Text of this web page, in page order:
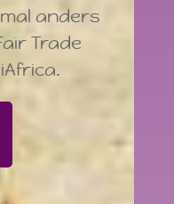
anders
Trade